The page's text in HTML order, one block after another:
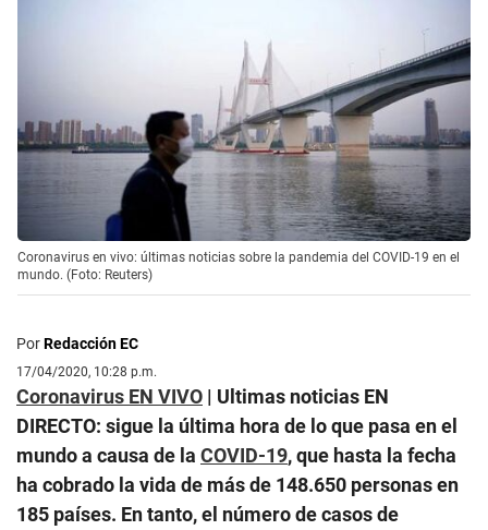
Coronavirus en vivo: últimas noticias sobre la pandemia del COVID-19 en el
mundo. (Foto: Reuters)
PorRedacción EC
17/04/2020, 10:28 p.m.
Coronavirus EN VIVO | Ultimas noticias EN
DIRECTO: sigue la última hora de lo que pasa en el
mundo a causa de la COVID-19, que hasta la fecha
ha cobrado la vida de más de 148.650 personas en
185 países. En tanto, el número de casos de